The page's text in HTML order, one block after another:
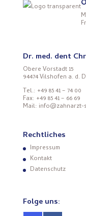
Dr. med. dent
Obere Vorstadt 15
94474 Vilshofen a. d.
Tel.: +49 85 41 – 74 00
Fax: +49 85 41 – 66 69
Mail: info@zahnarzt-
Rechtliches
Impressum
Kontakt
Datenschutz
Folge uns: